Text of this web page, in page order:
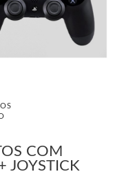
COM
JOYSTICK